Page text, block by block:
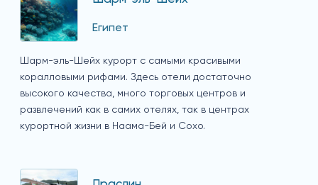
Египет
Шарм-эль-Шейх курорт с самыми красивыми
коралловыми рифами. Здесь отели достаточно
высокого качества, много торговых центров и
развлечений как в самих отелях, так в центрах
курортной жизни в Наама-Бей и Сохо.